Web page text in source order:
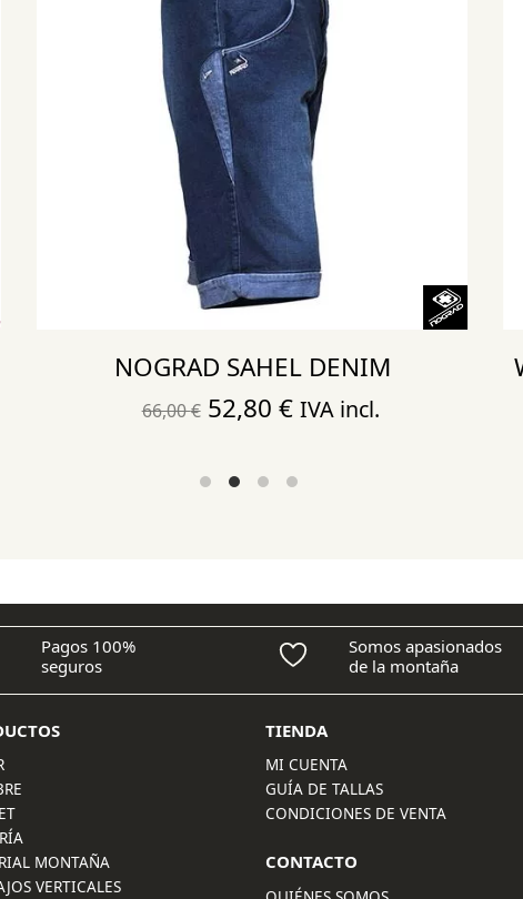
NOGRAD SAHEL DENIM
66,00€ El
original
52,80 €El
actual
IVA incl.
Pagos 100%
seguros
Somos apasionados
de la montaña
MONTAÑA
VERTICALES
TIENDA
MI CUENTA
GUÍA DE TALLAS
CONDICIONES DE VENTA
CONTACTO